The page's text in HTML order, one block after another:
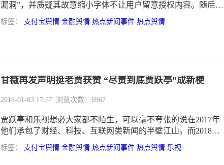
漏洞”，并质疑其故意缩小字体不让用户留意授权内容。随后支
付宝连夜回应年度账单默认勾选选项，称“用错了方式，愚蠢至
极”。
标签： 支付宝舆情 金融舆情 热点新闻事件 热点舆情
甘薇再发声明挺老贾获赞 “尽责到底贾跃亭”成新梗
2018-01-03 17:57 | 浏览次数：6967
贾跃亭和乐视想必大家都不陌生，可以毫不夸张的说在2017年
他们承包了财经、科技、互联网类新闻的半壁江山。而2018年
伊始，老贾又登上了头条，当然这个大新闻不是贾跃亭回国
了，而是贾跃亭的妻子甘薇回国了，将与贾跃民一起全权代理
标签： 支付宝舆情 金融舆情 热点新闻事件 热点舆情 乐视